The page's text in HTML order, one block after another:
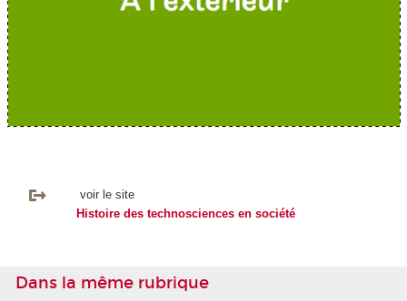
voir le site
Histoire des technosciences en société
Dans la même rubrique